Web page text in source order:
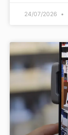
24/07/2026